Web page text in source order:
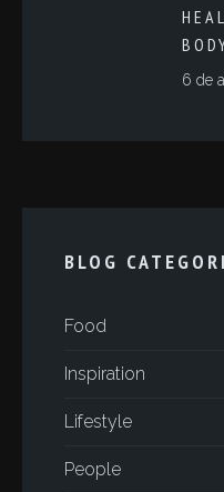
6 de
BLOG
Food
Inspiration
Lifestyle
People